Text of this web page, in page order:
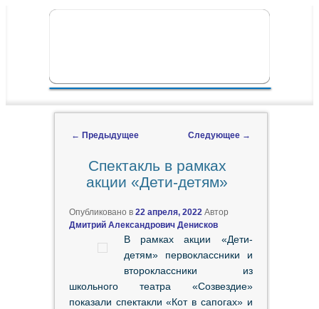
ГЛАВНОЕ МЕНЮ
← Предыдущее Следующее →
Спектакль в рамках
акции «Дети-детям»
Опубликовано в 22 апреля, 2022 Автор
Дмитрий Александрович Денисков
В рамках акции «Дети-
детям» первоклассники и
второклассники из
школьного театра «Созвездие»
показали спектакли «Кот в сапогах» и